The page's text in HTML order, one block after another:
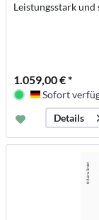
Leistungsstark und
1.059,00 € *
Deutschland
Sofort
Details